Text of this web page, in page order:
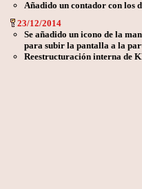
Añadido un contador con los
23/12/2014
Se añadido un icono de la
para subir la pantalla a la
Reestructuración interna de